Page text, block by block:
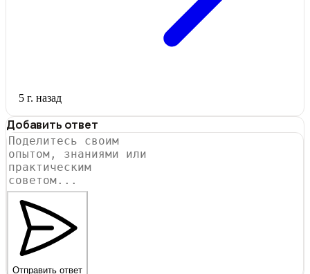
5 г. назад
Добавить ответ
Отправить ответ